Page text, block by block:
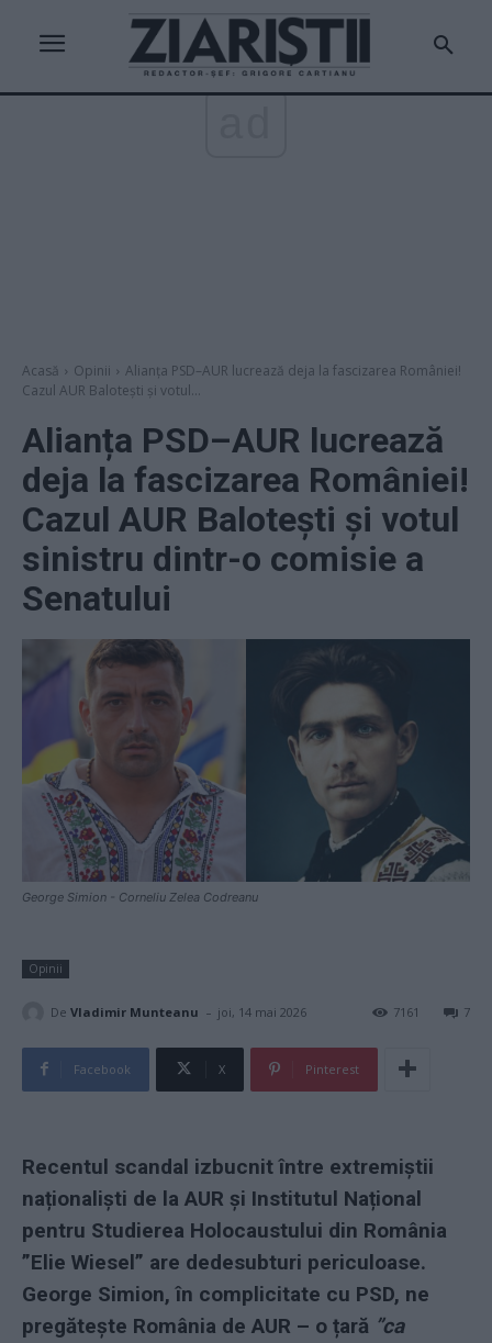
Acasă Opinii
Alianța PSD–AUR lucrează deja la fascizarea României!
Cazul AUR Balotești și votul...
Alianța PSD–AUR lucrează
deja la fascizarea României!
Cazul AUR Balotești și votul
sinistru dintr-o comisie a
Senatului
George Simion - Corneliu Zelea Codreanu
Opinii
De Vladimir Munteanu - joi, 14 mai 2026 7
7161
Facebook X Pinterest
Recentul scandal izbucnit între extremiștii
naționaliști de la AUR și Institutul Național
pentru Studierea Holocaustului din România
”Elie Wiesel” are dedesubturi periculoase.
George Simion, în complicitate cu PSD, ne
pregătește România de AUR – o țară ”ca